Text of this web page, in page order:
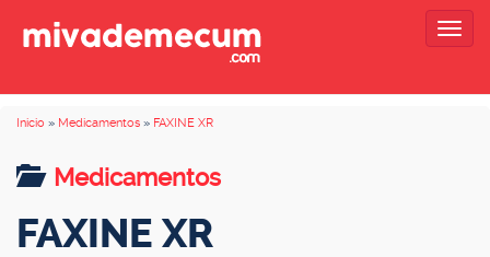
Inicio » Medicamentos » FAXINE XR
Medicamentos
FAXINE XR